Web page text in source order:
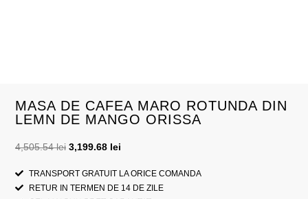
MASA DE CAFEA MARO ROTUNDA DIN
LEMN DE MANGO ORISSA
4,505.54lei 3,199.68 lei
TRANSPORT GRATUIT LA ORICE COMANDA
RETUR IN TERMEN DE 14 DE ZILE